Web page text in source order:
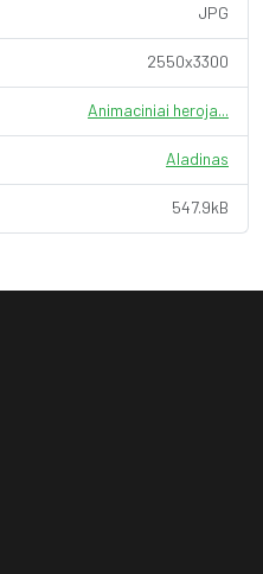
JPG
2550x3300
Animaciniai heroja...
Aladinas
547.9kB